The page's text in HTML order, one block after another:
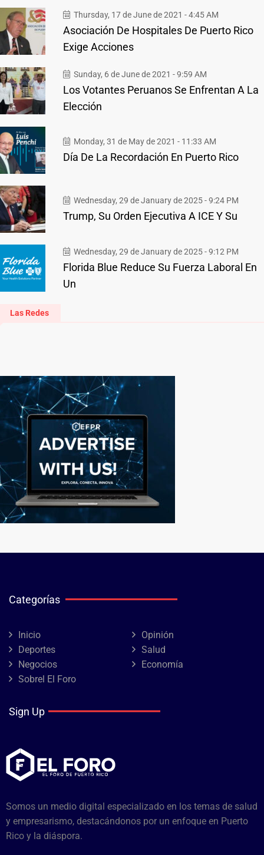
Thursday, 17 de June de 2021 - 4:45 AM
Asociación De Hospitales De Puerto Rico
Exige Acciones
Sunday, 6 de June de 2021 - 9:59 AM
Los Votantes Peruanos Se Enfrentan A La
Elección
Monday, 31 de May de 2021 - 11:33 AM
Día De La Recordación En Puerto Rico
Wednesday, 29 de January de 2025 - 9:24 PM
Trump, Su Orden Ejecutiva A ICE Y Su
Wednesday, 29 de January de 2025 - 9:12 PM
Florida Blue Reduce Su Fuerza Laboral En
Un
Las Redes
Categorías
Inicio
Opinión
Deportes
Salud
Negocios
Economía
Sobrel El Foro
Sign Up
Somos un medio digital especializado en los temas de salud
y empresarismo, destacándonos por un enfoque en Puerto
Rico y la diáspora.